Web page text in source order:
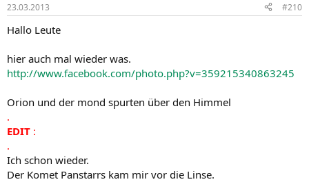
23.03.2013 #210
Hallo Leute
hier auch mal wieder was.
http://www.facebook.com/photo.php?v=359215340863245
Orion und der mond spurten über den Himmel
.
EDIT :
.
Ich schon wieder.
Der Komet Panstarrs kam mir vor die Linse.